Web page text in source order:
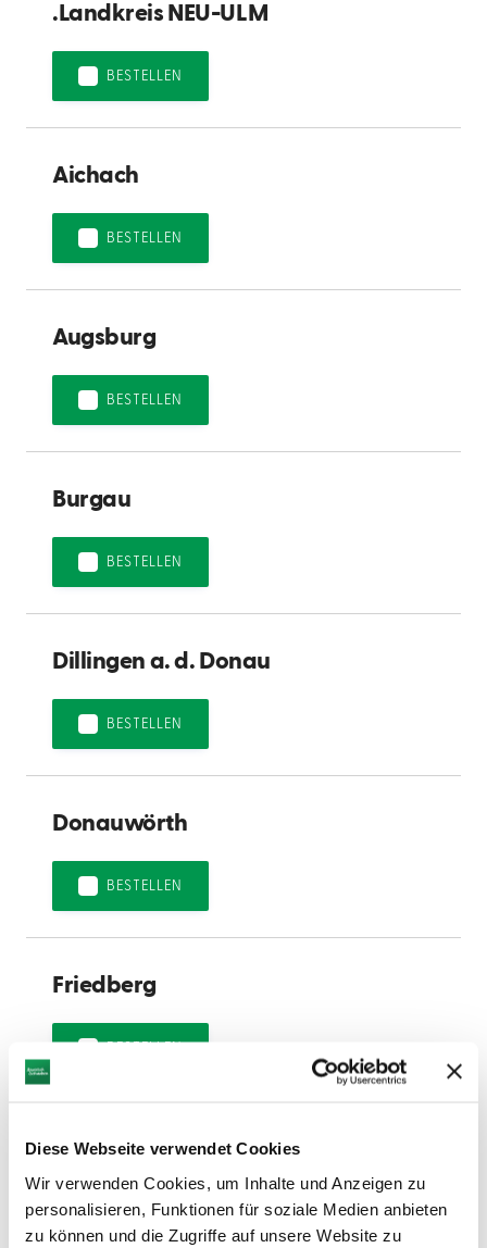
Diese Webseite verwendet Cookies
Wir verwenden Cookies, um Inhalte und Anzeigen zu
personalisieren, Funktionen für soziale Medien anbieten
zu können und die Zugriffe auf unsere Website zu
.Landkreis NEU-ULM
BESTELLEN
Aichach
BESTELLEN
Augsburg
BESTELLEN
Burgau
BESTELLEN
Dillingen a. d. Donau
BESTELLEN
Donauwörth
BESTELLEN
Friedberg
Gersthofen
BESTELLEN